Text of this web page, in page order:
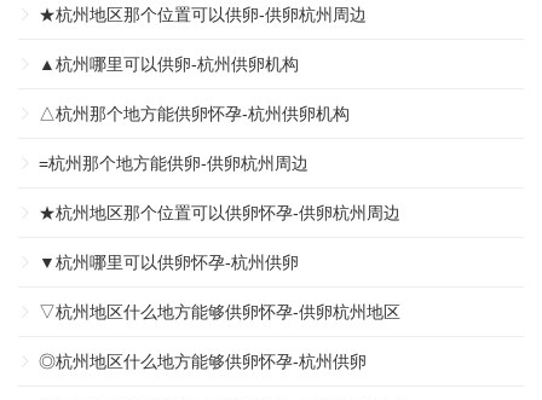
★杭州地区那个位置可以供卵-供卵杭州周边
▲杭州哪里可以供卵-杭州供卵机构
△杭州那个地方能供卵怀孕-杭州供卵机构
=杭州那个地方能供卵-供卵杭州周边
★杭州地区那个位置可以供卵怀孕-供卵杭州周边
▼杭州哪里可以供卵怀孕-杭州供卵
▽杭州地区什么地方能够供卵怀孕-供卵杭州地区
◎杭州地区什么地方能够供卵怀孕-杭州供卵